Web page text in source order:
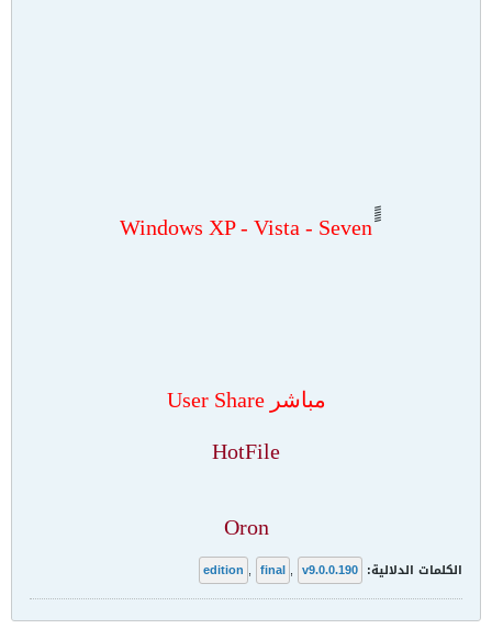
Windows XP - Vista - Seven
مباشر User Share
HotFile
Oron
الكلمات الدلالية: edition , final , v9.0.0.190